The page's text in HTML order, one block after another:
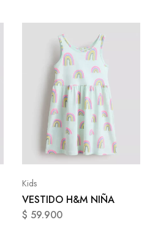
Kids
VESTIDO H&M NIÑA
$ 59.900